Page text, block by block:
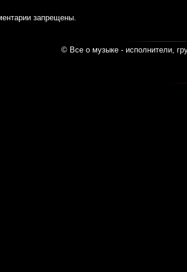
запрещены.
© Все о музыке - исполнители,